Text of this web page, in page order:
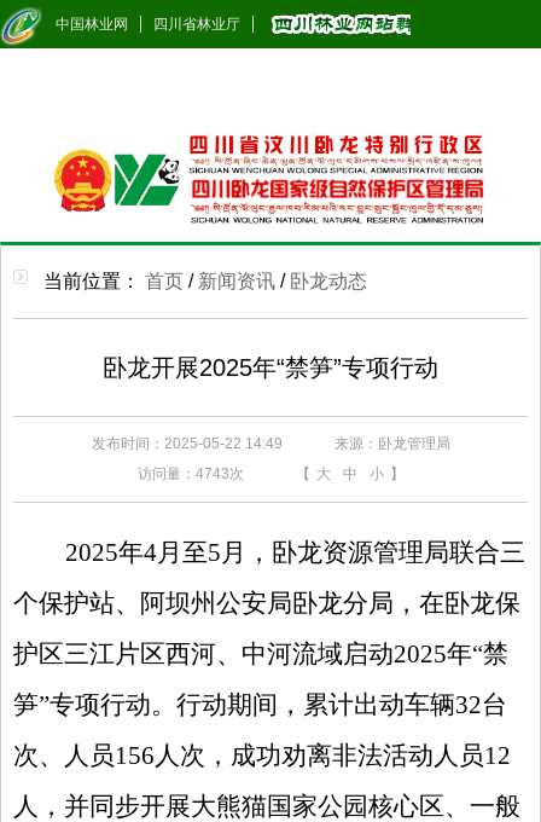
中国林业网 四川省林业厅
当前位置： 首页 / 新闻资讯 / 卧龙动态
卧龙开展2025年“禁笋”专项行动
发布时间：2025-05-22 14:49
来源：卧龙管理局
访问量： 4743次 【 大 中 小 】
2025年4月 至5月
，卧龙资源管理局联合三
个保护站、阿坝州公安局卧龙分局，在卧龙保
护区三江片区西河、中河流域启动2025年“禁
笋”专项行动。行动期间，累计出动车辆32台
次、人员156人次，成功劝离非法活动人员12
人，并同步开展大熊猫国家公园核心区、 一般